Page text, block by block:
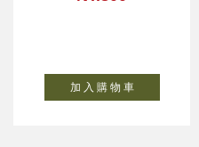
加 入 購 物 車